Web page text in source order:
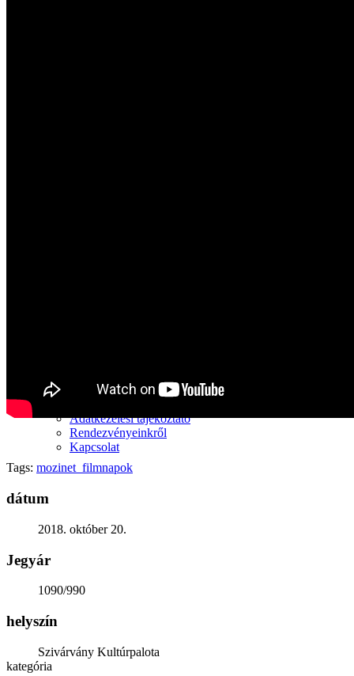
Adatvédelmi tájékoztató
Adatkezelési tájékoztató
Rendezvényeinkről
Kapcsolat
Tags: mozinet_filmnapok
dátum
2018. október 20.
Jegyár
1090/990
helyszín
Szivárvány Kultúrpalota
kategória